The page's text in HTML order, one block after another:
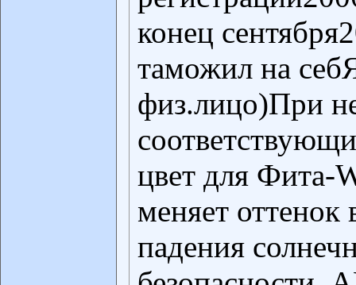
конец
таможил на
физ.лицо)При
цвет для Фита-
меняет оттенок
падения